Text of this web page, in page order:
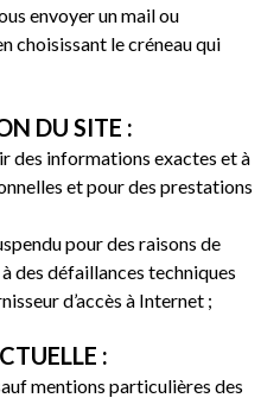
envoyer un mail ou
choisissant le créneau qui
DU SITE :
des informations exactes et à
et pour des prestations
pour des raisons de
des défaillances techniques
d’accès à Internet ;
:
mentions particulières des